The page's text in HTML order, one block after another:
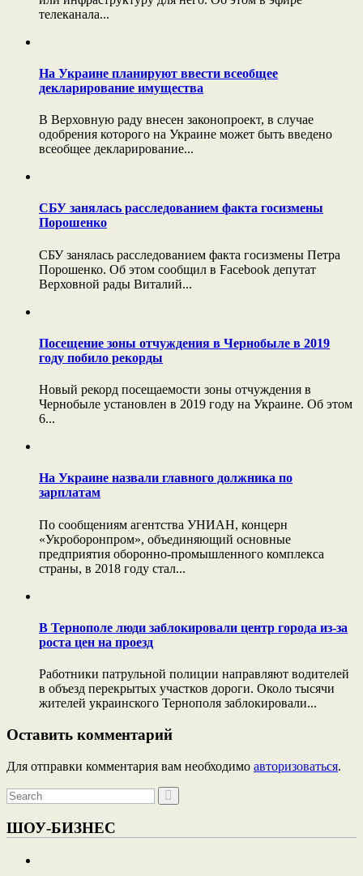
телеканала...
На Украине планируют ввести всеобщее
декларирование имущества
В Верховную раду внесен законопроект, в случае
одобрения которого на Украине может быть введено
всеобщее декларирование...
СБУ занялась расследованием факта госизмены
Порошенко
СБУ занялась расследованием факта госизмены Петра
Порошенко. Об этом сообщил в Facebook депутат
Верховной рады Виталий...
Посещение зоны отчуждения в Чернобыле в 2019
году побило рекорды
Новый рекорд посещаемости зоны отчуждения в
Чернобыле установлен в 2019 году на Украине. Об этом
6...
На Украине назвали главного должника по
зарплатам
По сообщениям агентства УНИАН, концерн
«Укроборонпром», объединяющий основные
предприятия оборонно-промышленного комплекса
страны, в 2018 году стал...
В Тернополе люди заблокировали центр города из-за
роста цен на проезд
Работники патрульной полиции направляют водителей
в объезд перекрытых участков дороги. Около тысячи
жителей украинского Тернополя заблокировали...
Оставить комментарий
Для отправки комментария вам необходимо авторизоваться.
ШОУ-БИЗНЕС